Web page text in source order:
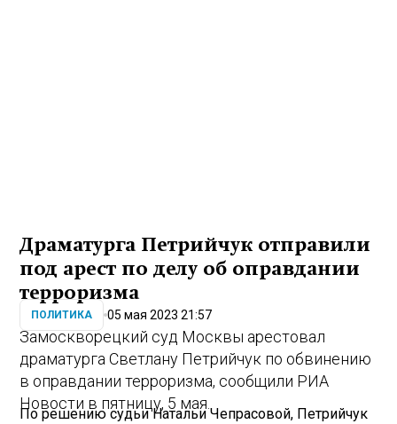
Драматурга Петрийчук отправили
под арест по делу об оправдании
терроризма
ПОЛИТИКА 05 мая 2023 21:57
Замоскворецкий суд Москвы арестовал
драматурга Светлану Петрийчук по обвинению
в оправдании терроризма, сообщили РИА
Новости в пятницу, 5 мая.
По решению судьи Натальи Чепрасовой, Петрийчук